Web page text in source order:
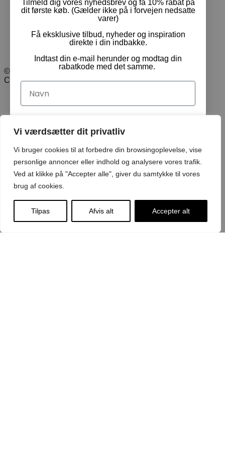
Vi værdsætter dit privatliv
Vi bruger cookies til at forbedre din browsingoplevelse, vise
personlige annoncer eller indhold og analysere vores trafik.
Ved at klikke på "Accepter alle", giver du samtykke til vores
brug af cookies.
Tilpas Afvis alt Accepter alt
Handelsbetingelser
Cookie- og privatpolitik
© Pam Rideudstyr ApS 2024 | Alle rettigheder forbeholdt.
CVR: 35413499
Tilmeld dig vores nyhedsbrev og få 10% rabat på
dit første køb. (Gælder ikke på i forvejen nedsatte
varer)
Få eksklusive tilbud, nyheder og inspiration
direkte i din indbakke.
Indtast din e-mail herunder og modtag din
rabatkode med det samme.
Navn
Ja tak, tilmeld mig!
Ved tilmelding acceptere du at modtage emails med